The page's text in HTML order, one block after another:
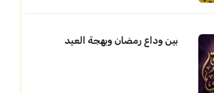
بين وداع رمضان وبهجة العيد